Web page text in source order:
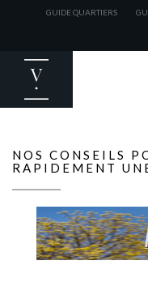
GUIDE QUARTIERS
NOS CONSEILS
RAPIDEMENT